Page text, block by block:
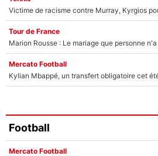
Tour de France
Marion Rousse : Le mariage que personne
Mercato Football
Kylian Mbappé, un transfert obligatoire cet
Football
Mercato Football